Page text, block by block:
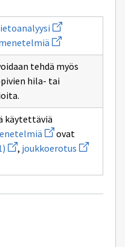
Avaa
uuden
ikkunan
sivulle
Avaa
uuden
ikkunan
sivulle
tehdä myös
hila- tai
käytettäviä
Avaa
uuden
ikkunan
ovat
Avaa
uuden
sivulle
(1)
, joukkoerotus Avaa
uuden
sivulle